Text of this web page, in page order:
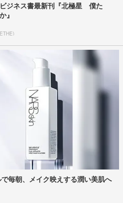
ビジネス書最新刊『北極星 僕た
』
毎朝、メイク映えする潤い美肌へ